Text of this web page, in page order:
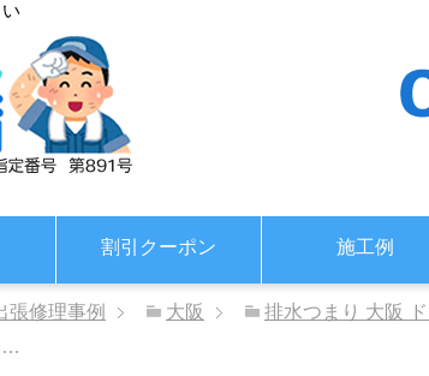
割引クーポン 施工例
張修理事例 大阪
排水つまり 大阪
…